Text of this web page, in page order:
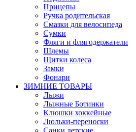
Прицепы
Ручка родительская
Смазки для велосипеда
Сумки
Фляги и флягодержатели
Шлемы
Щитки колеса
Замки
Фонари
ЗИМНИЕ ТОВАРЫ
Лыжи
Лыжные Ботинки
Клюшки хоккейные
Люльки-переноски
Санки детские